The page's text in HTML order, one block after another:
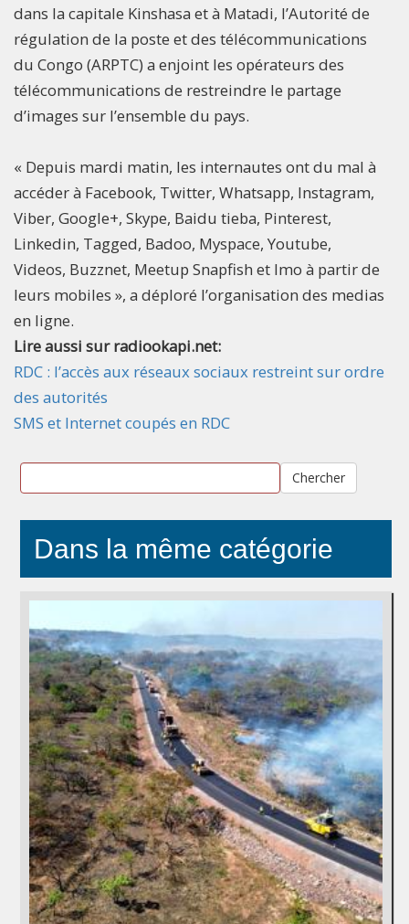
dans la capitale Kinshasa et à Matadi, l’Autorité de
régulation de la poste et des télécommunications
du Congo (ARPTC) a enjoint les opérateurs des
télécommunications de restreindre le partage
d’images sur l’ensemble du pays.
« Depuis mardi matin, les internautes ont du mal à
accéder à Facebook, Twitter, Whatsapp, Instagram,
Viber, Google+, Skype, Baidu tieba, Pinterest,
Linkedin, Tagged, Badoo, Myspace, Youtube,
Videos, Buzznet, Meetup Snapfish et Imo à partir de
leurs mobiles », a déploré l’organisation des medias
en ligne.
Lire aussi sur radiookapi.net:
RDC : l’accès aux réseaux sociaux restreint sur ordre
des autorités
SMS et Internet coupés en RDC
Chercher
Dans la même catégorie